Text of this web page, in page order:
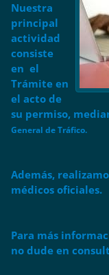
Nuestra
principal
actividad
consiste
en el
Trámite en
el acto de
su permiso,
General de Tráfico.
Además,
médicos oficiales.
Para más
no dude en